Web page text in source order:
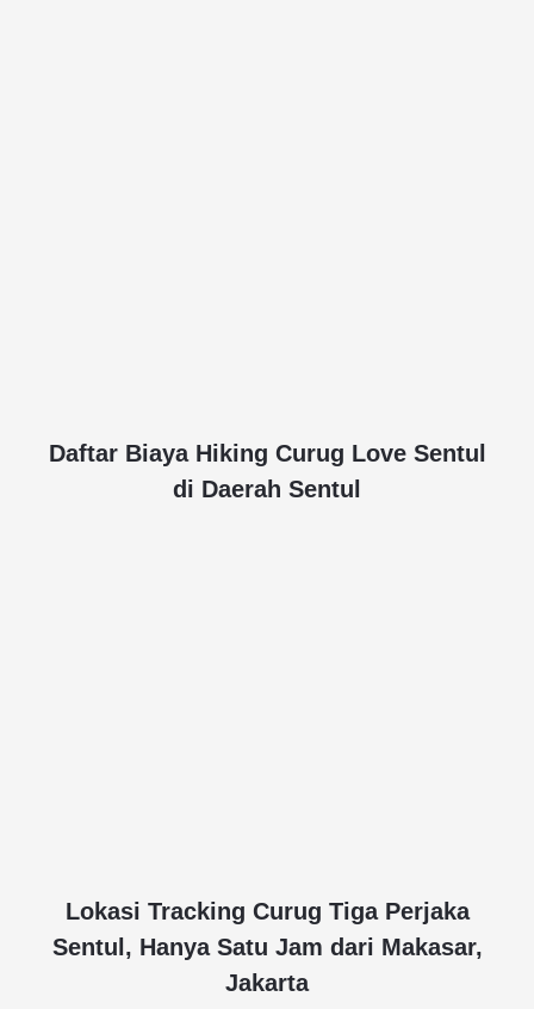
Daftar Biaya Hiking Curug Love Sentul
di Daerah Sentul
Lokasi Tracking Curug Tiga Perjaka
Sentul, Hanya Satu Jam dari Makasar,
Jakarta